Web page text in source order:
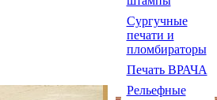
Сургучные
печати и
пломбираторы
Печать ВРАЧА
Рельефные